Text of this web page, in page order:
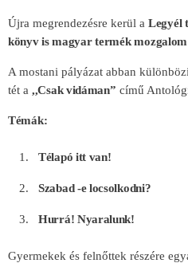
Újra megrendezésre kerül a Legyél
könyv is magyar termék mozgalom
A mostani pályázat abban
tét a ,,Csak vidáman” című
Témák:
Télapó itt van!
Szabad -e locsolkodni?
Hurrá! Nyaralunk!
Gyermekek és felnőttek részére